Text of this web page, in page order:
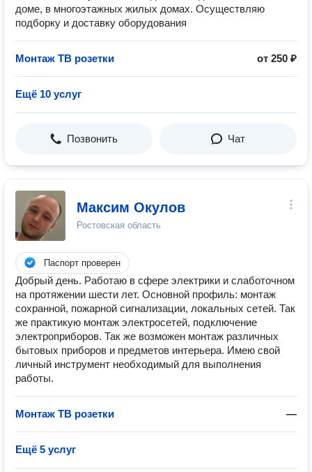
доме, в многоэтажных жилых домах. Осуществляю
подборку и доставку оборудования
Монтаж ТВ розетки от 250 ₽
Ещё 10 услуг
Позвонить Чат
Максим Окулов
Ростовская область
Паспорт проверен
Добрый день. Работаю в сфере электрики и слаботочном
на протяжении шести лет. Основной профиль: монтаж
сохранной, пожарной сигнализации, локальных сетей. Так
же практикую монтаж электросетей, подключение
электроприборов. Так же возможен монтаж различных
бытовых приборов и предметов интерьера. Имею свой
личный инструмент необходимый для выполнения
работы.
Монтаж ТВ розетки —
Ещё 5 услуг